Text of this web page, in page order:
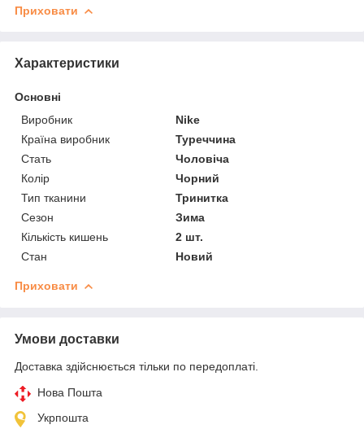
Приховати
Характеристики
Основні
Виробник
Nike
Країна виробник
Туреччина
Стать
Чоловіча
Колір
Чорний
Тип тканини
Тринитка
Сезон
Зима
Кількість кишень
2 шт.
Стан
Новий
Приховати
Умови доставки
Доставка здійснюється тільки по передоплаті.
Нова Пошта
Укрпошта